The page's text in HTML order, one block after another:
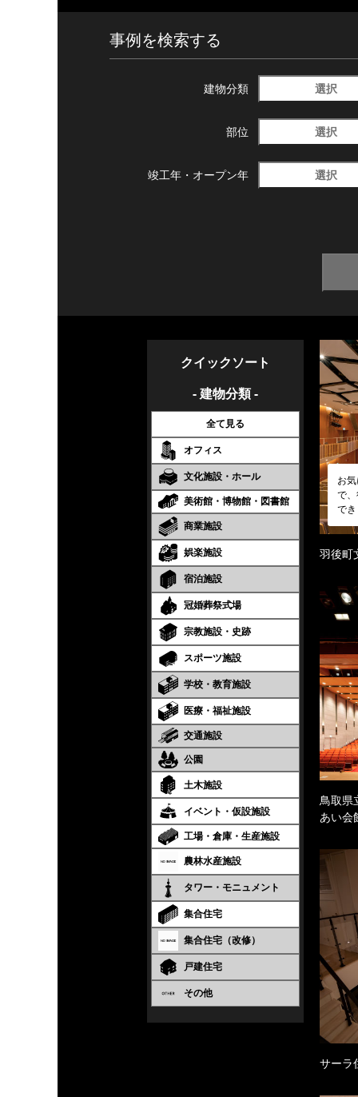
事例を検索する
建物分類 選択
部位 選択
竣工年・ オープン年 選択
クイックソート
- 建物分類 -
全て見る
オフィス
文化施設・ホール
美術館・博物館・図書館
商業施設
娯楽施設
宿泊施設
冠婚葬祭式場
宗教施設・史跡
スポーツ施設
学校・教育施設
医療・福祉施設
交通施設
公園
土木施設
イベント・仮設施設
工場・倉庫・生産施設
農林水産施設
タワー・モニュメント
集合住宅
集合住宅（改修）
戸建住宅
その他
お
で
で
羽後
鳥取県
あい会
サーラ